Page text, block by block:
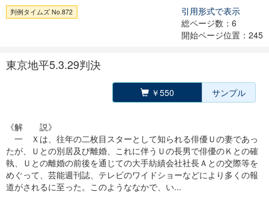
判例タイムズ No.872
引用形式で表示
総ページ数：6
開始ページ位置：245
東京地平5.3.29判決
￥550 サンプル
《解 説》
一 Ｘは、往年の二枚目スターとして知られる俳優Ｕの妻であっ
たが、Ｕとの別居及び離婚、これに伴うＵの長男で俳優のＫとの確
執、Ｕとの離婚の前後を通じての大手紡績会社社長Ａとの交際等を
めぐって、芸能週刊誌、テレビのワイドショーなどにより多くの報
道がされるに至った。このようななかで、い...